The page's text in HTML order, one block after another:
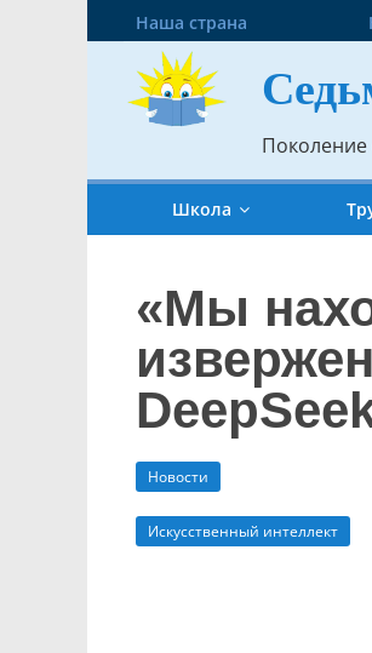
Наша страна
Школа
«Мы
Новости
Искусственный интеллект